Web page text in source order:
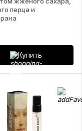
перца и
Купить